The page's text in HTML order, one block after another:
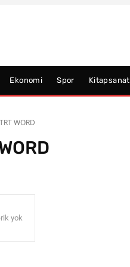
Ekonomi Spor Kitapsanat
TRT WORD
yok